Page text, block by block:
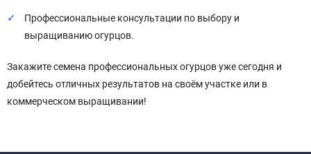
Профессиональные консультации по выбору и
выращиванию огурцов.
Закажите семена профессиональных огурцов уже сегодня и
добейтесь отличных результатов на своём участке или в
коммерческом выращивании!